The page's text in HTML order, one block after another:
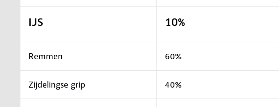
IJS 10%
Remmen 60%
Zijdelingse grip 40%